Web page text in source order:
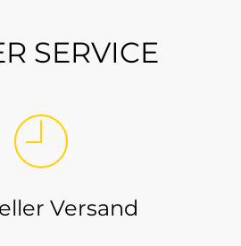
SERVICE
Versand